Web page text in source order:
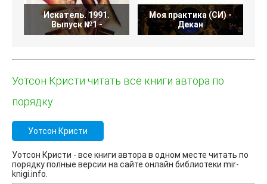
Искатель. 1991.
Выпуск №1 -
Моя практика (СИ) -
Декан
Уотсон Кристи читать все книги автора по
порядку
Уотсон Кристи
Уотсон Кристи - все книги автора в одном месте читать по
порядку полные версии на сайте онлайн библиотеки mir-
knigi.info.